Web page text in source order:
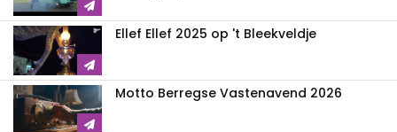
Ellef Ellef 2025 op 't Bleekveldje
Motto Berregse Vastenavend 2026